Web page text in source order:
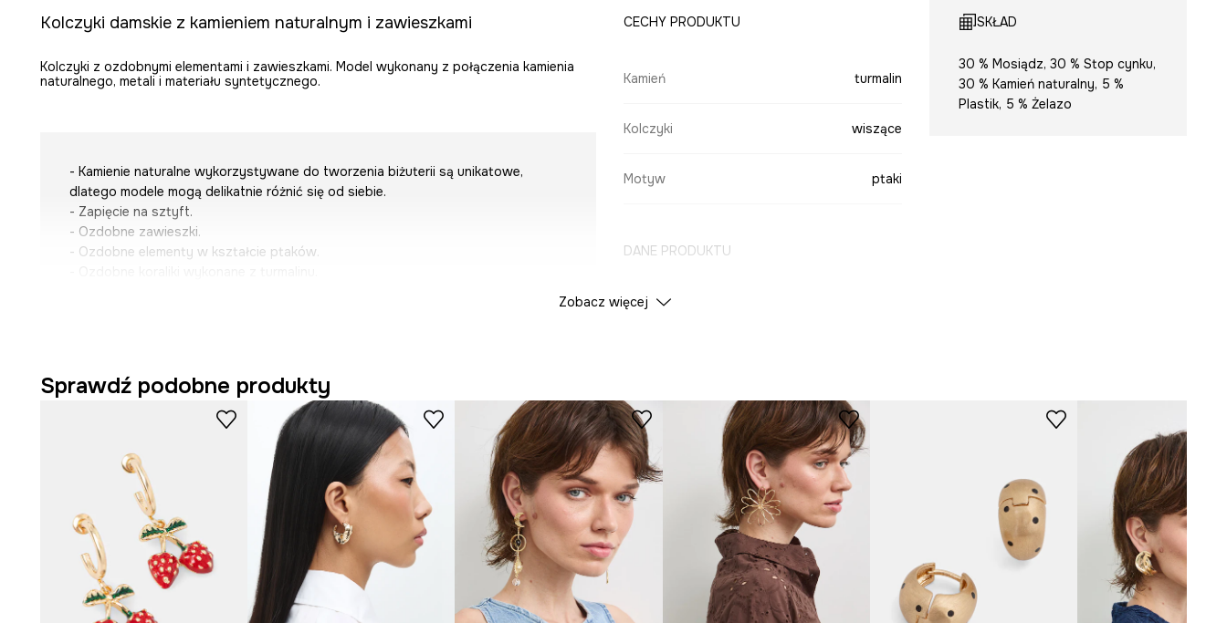
Kolczyki damskie z kamieniem naturalnym i zawieszkami
Kolczyki z ozdobnymi elementami i zawieszkami. Model wykonany z połączenia kamienia
naturalnego, metali i materiału syntetycznego.
- Kamienie naturalne wykorzystywane do tworzenia biżuterii są unikatowe,
dlatego modele mogą delikatnie różnić się od siebie.
- Zapięcie na sztyft.
- Ozdobne zawieszki.
- Ozdobne elementy w kształcie ptaków.
Chcesz zapakować ten produkt na prezent? W koszyku zakupów zaznacz opcję
CECHY PRODUKTU
Kamień turmalin
Kolczyki wiszące
Motyw ptaki
DANE PRODUKTU
Kolor
Producent
SKŁAD
30 % Mosiądz, 30 % Stop cynku,
30 % Kamień naturalny, 5 %
Plastik, 5 % Żelazo
Zobacz więcej
Sprawdź podobne produkty